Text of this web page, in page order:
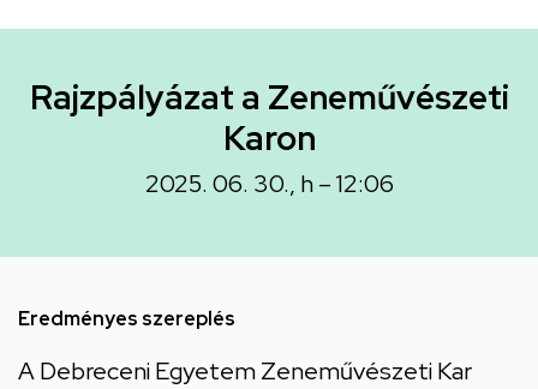
Gyakorló
Gimnáziuma
és
feladatellátási
hely
Rajzpályázat a Zeneművészeti
Karon
2025. 06. 30., h – 12:06
Eredményes szereplés
A Debreceni Egyetem Zeneművészeti Kar